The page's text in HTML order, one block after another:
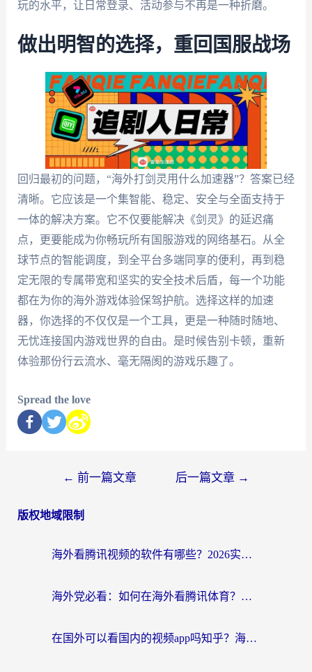
玩的水平，让日常登录、活动参与不再是一种折磨。
做出明智的选择，重回国服战场
回归最初的问题，“海外打剑灵用什么加速器”？答案已经
清晰。它应该是一个集智能、稳定、安全与全面支持于
一体的解决方案。它不仅要能解决《剑灵》的延迟痛
点，更要能成为你畅玩所有国服游戏的网络基石。从全
球节点的智能调度，到全平台多端同享的便利，再到稳
定无限的专属带宽和坚实的安全技术后盾，每一个功能
都在为你的海外游戏体验保驾护航。选择这样的加速
器，你选择的不仅仅是一个工具，更是一种随时随地、
无忧连接国内游戏世界的自由。是时候告别卡顿，重新
体验那份行云流水、毫无隔阂的游戏乐趣了。
Spread the love
← 前一篇文章 后一篇文章 →
版权地域限制
海外看腾讯视频的软件有哪些？2026实测有效，留学生都在用的回国加速器指南
海外党必看：如何在海外看腾讯体育？解决赛事直播地区限制的终极指南
在国外可以看国内的视频app吗知乎？海外党亲测有效的追剧加速方案